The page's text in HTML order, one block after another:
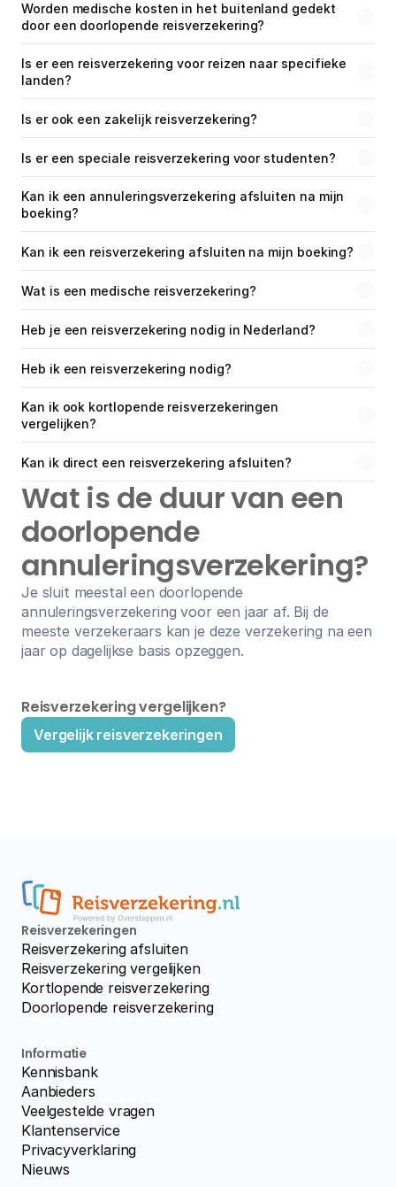
Worden medische kosten in het buitenland gedekt
door een doorlopende reisverzekering?
Is er een reisverzekering voor reizen naar specifieke
landen?
Is er ook een zakelijk reisverzekering?
Is er een speciale reisverzekering voor studenten?
Kan ik een annuleringsverzekering afsluiten na mijn
boeking?
Kan ik een reisverzekering afsluiten na mijn boeking?
Wat is een medische reisverzekering?
Heb je een reisverzekering nodig in Nederland?
Heb ik een reisverzekering nodig?
Kan ik ook kortlopende reisverzekeringen
vergelijken?
Kan ik direct een reisverzekering afsluiten?
Wat is de duur van een
doorlopende
annuleringsverzekering?
Je sluit meestal een doorlopende
annuleringsverzekering voor een jaar af. Bij de
meeste verzekeraars kan je deze verzekering na een
jaar op dagelijkse basis opzeggen.
Reisverzekering vergelijken?
Vergelijk reisverzekeringen
Reisverzekeringen
Reisverzekering afsluiten
Reisverzekering vergelijken
Kortlopende reisverzekering
Doorlopende reisverzekering
Informatie
Kennisbank
Aanbieders
Veelgestelde vragen
Klantenservice
Privacyverklaring
Nieuws